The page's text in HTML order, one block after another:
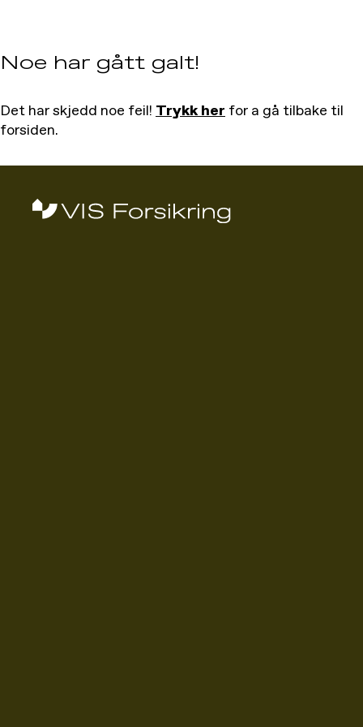
Noe har gått galt!
Det har skjedd noe feil! Trykk her for a gå tilbake til
forsiden.